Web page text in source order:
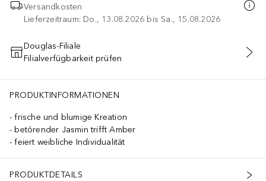
Versandkosten
Lieferzeitraum: Do., 13.08.2026 bis Sa., 15.08.2026
IN DEN WARENKORB
Douglas-Filiale
Filialverfügbarkeit prüfen
PRODUKTINFORMATIONEN
frische und blumige Kreation
betörender Jasmin trifft Amber
feiert weibliche Individualität
PRODUKTDETAILS